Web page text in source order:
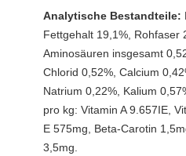
Analytische Bestandteile:
Fettgehalt 19,1%, Rohfaser
Aminosäuren insgesamt
Chlorid 0,52%, Calcium
Natrium 0,22%, Kalium
pro kg: Vitamin A 9.657IE,
E 575mg, Beta-Carotin
3,5mg.